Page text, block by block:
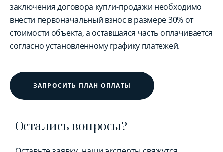
заключения договора купли-продажи необходимо
внести первоначальный взнос в размере 30% от
стоимости объекта, а оставшаяся часть оплачивается
согласно установленному графику платежей.
ЗАПРОСИТЬ ПЛАН ОПЛАТЫ
Остались вопросы?